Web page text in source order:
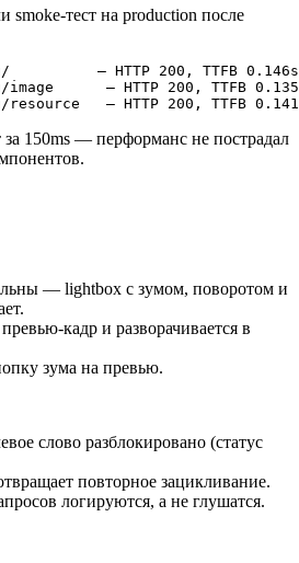
smoke-тест на production после
— HTTP 200, TTFB 0.146s
— HTTP 200, TTFB
150ms — перформанс не пострадал
— lightbox с зумом, поворотом и
кадр и разворачивается в
зума на превью.
слово разблокировано (статус
повторное зацикливание.
логируются, а не глушатся.